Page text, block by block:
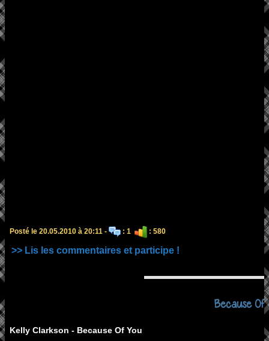
Posté le 20.05.2010 à 20:11 - : 1 : 580
>> Lis les commentaires et participe !
Because Of
Kelly Clarkson - Because Of You